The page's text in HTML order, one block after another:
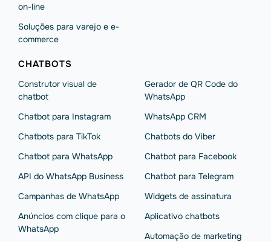
on-line
Soluções para varejo e e-
commerce
CHATBOTS
Construtor visual de
chatbot
Chatbot para Instagram
Chatbots para TikTok
Chatbot para WhatsApp
API do WhatsApp Business
Campanhas de WhatsApp
Anúncios com clique para o
WhatsApp
Gerador de QR Code do
WhatsApp
WhatsApp CRM
Chatbots do Viber
Chatbot para Facebook
Chatbot para Telegram
Widgets de assinatura
Aplicativo chatbots
Automação de marketing